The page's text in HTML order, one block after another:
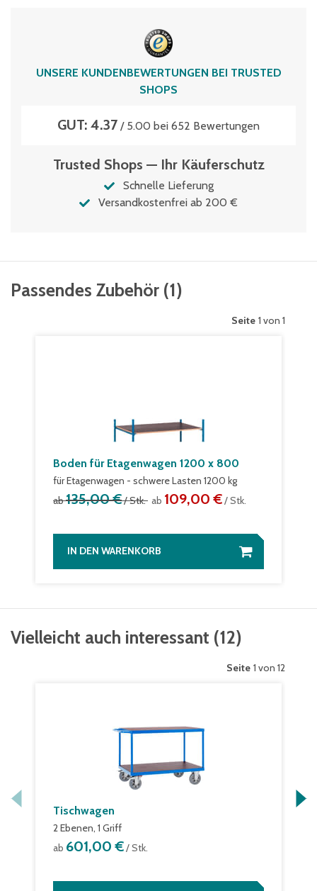
UNSERE KUNDENBEWERTUNGEN BEI TRUSTED
SHOPS
GUT: 4.37 / 5.00 bei 652 Bewertungen
Trusted Shops — Ihr Käuferschutz
Schnelle Lieferung
Versandkostenfrei ab 200 €
Passendes Zubehör (1)
Seite 1 von 1
Boden für Etagenwagen 1200 x 800
für Etagenwagen - schwere Lasten 1200 kg
ab135,00 €/ Stk. ab 109,00 €/ Stk.
IN DEN WARENKORB
Vielleicht auch interessant (12)
Seite 1 von 12
Tischwagen
2 Ebenen, 1 Griff
ab 601,00 €/ Stk.